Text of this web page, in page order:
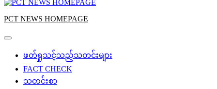
PCT NEWS HOMEPAGE
ဖတ်ရှုသင့်သည့်သတင်းများ
FACT CHECK
သတင်းစာ